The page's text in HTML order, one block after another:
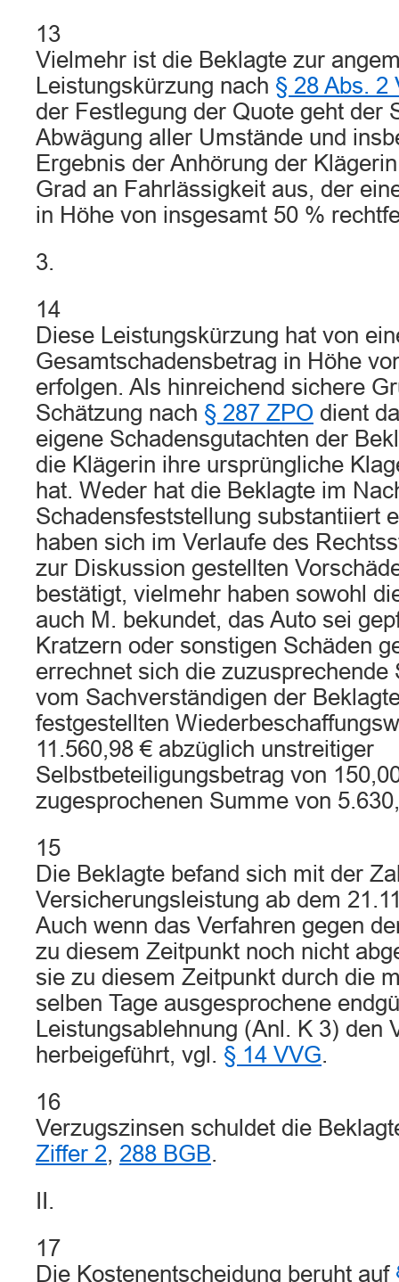
13
Vielmehr ist die Beklagte zur
Leistungskürzung nach § 28 Abs. 2
der Festlegung der Quote geht der
Abwägung aller Umstände und
Ergebnis der Anhörung der
Grad an Fahrlässigkeit aus, der
in Höhe von insgesamt 50 %
3.
14
Diese Leistungskürzung hat von
Gesamtschadensbetrag in Höhe
erfolgen. Als hinreichend sichere
Schätzung nach § 287 ZPO dient
eigene Schadensgutachten der
die Klägerin ihre ursprüngliche
hat. Weder hat die Beklagte im
Schadensfeststellung substantiiert
haben sich im Verlaufe des
zur Diskussion gestellten
bestätigt, vielmehr haben sowohl
auch M. bekundet, das Auto sei
Kratzern oder sonstigen Schäden
errechnet sich die zuzusprechende
vom Sachverständigen der
festgestellten
11.560,98 € abzüglich unstreitiger
Selbstbeteiligungsbetrag von
zugesprochenen Summe von
15
Die Beklagte befand sich mit der
Versicherungsleistung ab dem
Auch wenn das Verfahren gegen
zu diesem Zeitpunkt noch nicht
sie zu diesem Zeitpunkt durch die
selben Tage ausgesprochene
Leistungsablehnung (Anl. K 3) den
herbeigeführt, vgl. § 14 VVG.
16
Verzugszinsen schuldet die
Ziffer 2, 288 BGB.
II.
17
Die Kostenentscheidung beruht auf